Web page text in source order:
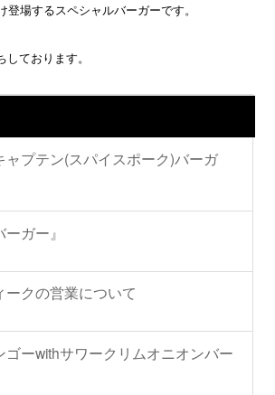
登場するスペシャルバーガーです。
ております。
ャプテン(スパイスポーク)バーガ
ガー』
ークの営業について
ゴーwithサワークリムオニオンバー